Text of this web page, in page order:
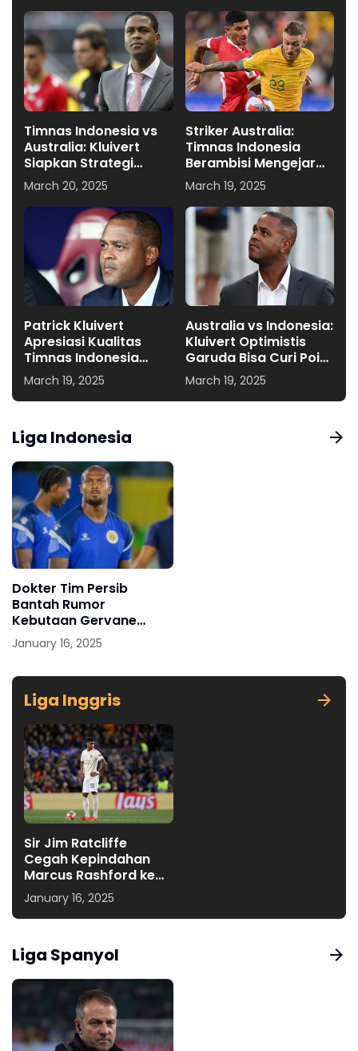
Timnas Indonesia vs
Australia: Kluivert
Siapkan Strategi
Minim Rombak,
Optimis Raih Hasil
Positif
March 20, 2025
Striker Australia:
Timnas Indonesia
Berambisi Mengejar
Kesuksesan Kami
March 19, 2025
Patrick Kluivert
Apresiasi Kualitas
Timnas Indonesia
Jelang Duel Kontra
Australia
March 19, 2025
Australia vs Indonesia:
Kluivert Optimistis
Garuda Bisa Curi Poin
di Laga Hidup-Mati
March 19, 2025
Liga Indonesia
Dokter Tim Persib
Bantah Rumor
Kebutaan Gervane
Kastaneer
January 16, 2025
Liga Inggris
Sir Jim Ratcliffe
Cegah Kepindahan
Marcus Rashford ke
Klub Premier League
January 16, 2025
Liga Spanyol